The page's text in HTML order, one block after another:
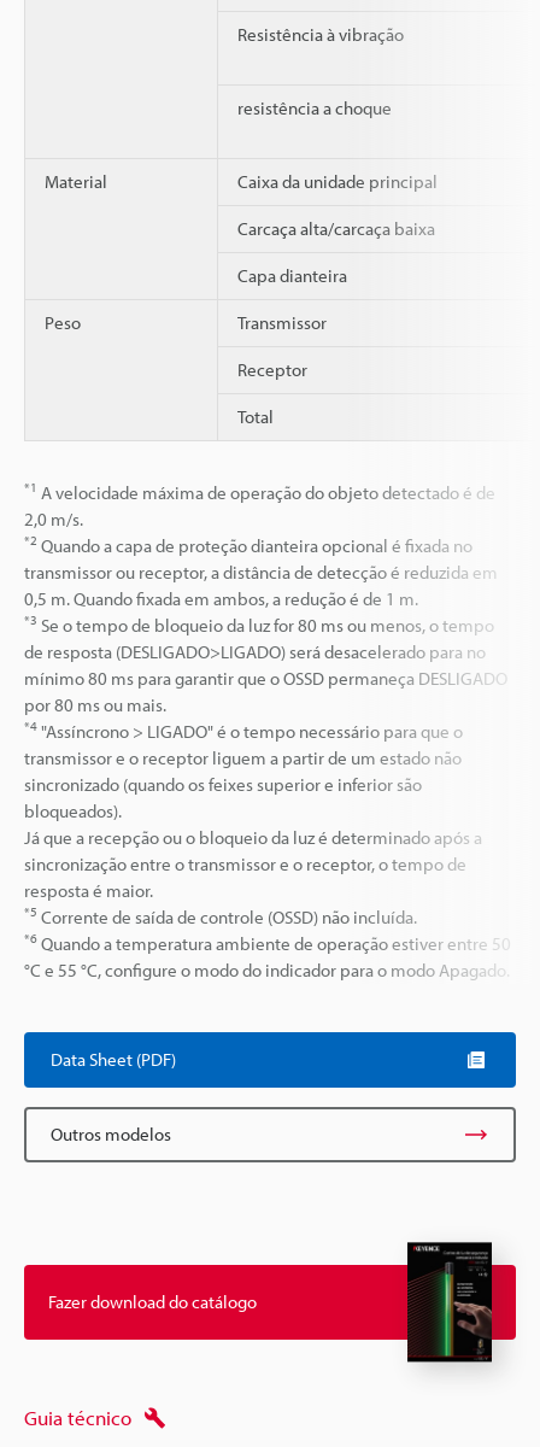
Resistência à vibração
resistência a choque
Material Caixa da unidade principal
Carcaça alta/carcaça baixa
Capa dianteira
Peso Transmissor
Receptor
Total
*1 A velocidade máxima de operação do objeto detectado é de
2,0 m/s.
*2 Quando a capa de proteção dianteira opcional é fixada no
transmissor ou receptor, a distância de detecção é reduzida em
0,5 m. Quando fixada em ambos, a redução é de 1 m.
*3 Se o tempo de bloqueio da luz for 80 ms ou menos, o tempo
de resposta (DESLIGADO>LIGADO) será desacelerado para no
mínimo 80 ms para garantir que o OSSD permaneça DESLIGADO
por 80 ms ou mais.
*4 "Assíncrono > LIGADO" é o tempo necessário para que o
transmissor e o receptor liguem a partir de um estado não
sincronizado (quando os feixes superior e inferior são
bloqueados).
Já que a recepção ou o bloqueio da luz é determinado após a
sincronização entre o transmissor e o receptor, o tempo de
resposta é maior.
*5 Corrente de saída de controle (OSSD) não incluída.
*6 Quando a temperatura ambiente de operação estiver entre 50
°C e 55 °C, configure o modo do indicador para o modo Apagado.
Data Sheet (PDF)
Outros modelos
Fazer download do catálogo
Guia técnico